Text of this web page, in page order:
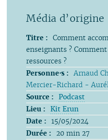
Média d’origine
Titre : Comment
enseignants ?
ressources ?
Personne⋅s : Arnaud
Mercier-Richard -
Source : Podcast
Lieu : Kit Erun
Date : 15/05/2024
Durée :
20 min 27